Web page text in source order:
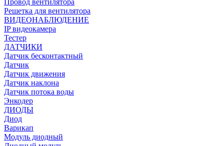
Провод вентилятора
Решетка для вентилятора
ВИДЕОНАБЛЮДЕНИЕ
IP видеокамера
Тестер
ДАТЧИКИ
Датчик бесконтактный
Датчик
Датчик движения
Датчик наклона
Датчик потока воды
Энкодер
ДИОДЫ
Диод
Варикап
Модуль диодный